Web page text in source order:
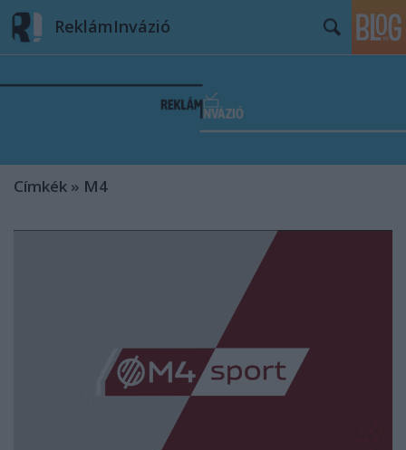
ReklámInvázió
Címkék » M4